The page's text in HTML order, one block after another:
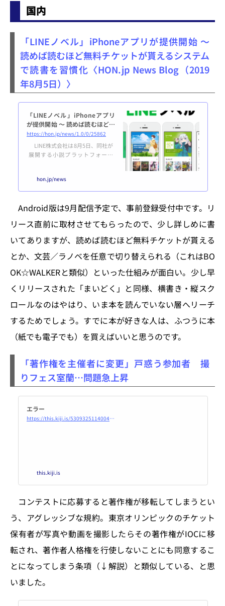
国内
「LINEノベル」iPhoneアプリが提供開始 ～
読めば読むほど無料チケットが貰えるシステム
で読書を習慣化〈HON.jp News Blog（2019
年8月5日）〉
「LINEノベル」iPhoneアプリ
が提供開始 ～ 読めば読むほど無
料チケットが貰えるシステムで
読書を習慣化
https://hon.jp/news/1.0/0/25862
LINE株式会社は8月5日、同社が
展開する小説プラットフォーム
上）が先行配信で、Android版は
9月配信予定で事前登録を受け付
開くと、まず「あなたの好みはど
「文芸」と「ライトノベル」のど
ちらかを選択すると、「レーベ
ル」のトップページが変わるとい
う仕掛けになっている。この設定
は「マイページ...
hon.jp/news
Android版は9月配信予定で、事前登録受付中です。リ
リース直前に取材させてもらったので、少し詳しめに書
いてありますが、読めば読むほど無料チケットが貰える
とか、文芸／ラノベを任意で切り替えられる（これはBO
OK☆WALKERと類似）といった仕組みが面白い。少し早
くリリースされた「まいどく」と同様、横書き・縦スク
ロールなのはやはり、いま本を読んでいない層へリーチ
するためでしょう。すでに本が好きな人は、ふつうに本
（紙でも電子でも）を買えばいいと思うのです。
「著作権を主催者に変更」戸惑う参加者 撮
りフェス室蘭…問題急上昇
エラー
https://this.kiji.is/530932511400445025?c=491375730748638305
this.kiji.is
コンテストに応募すると著作権が移転してしまうとい
う、アグレッシブな規約。東京オリンピックのチケット
保有者が写真や動画を撮影したらその著作権がIOCに移
転され、著作者人格権を行使しないことにも同意するこ
とになってしまう条項（↓解説）と類似している、と思
いました。